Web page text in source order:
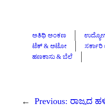
ಅತಿಥಿ ಅಂಕಣ
ಟೆಕ್ & ಆಟೋ
ಹಣಕಾಸು & ಬೆಲೆ
← Previous: ರಾಜ್ಯದ